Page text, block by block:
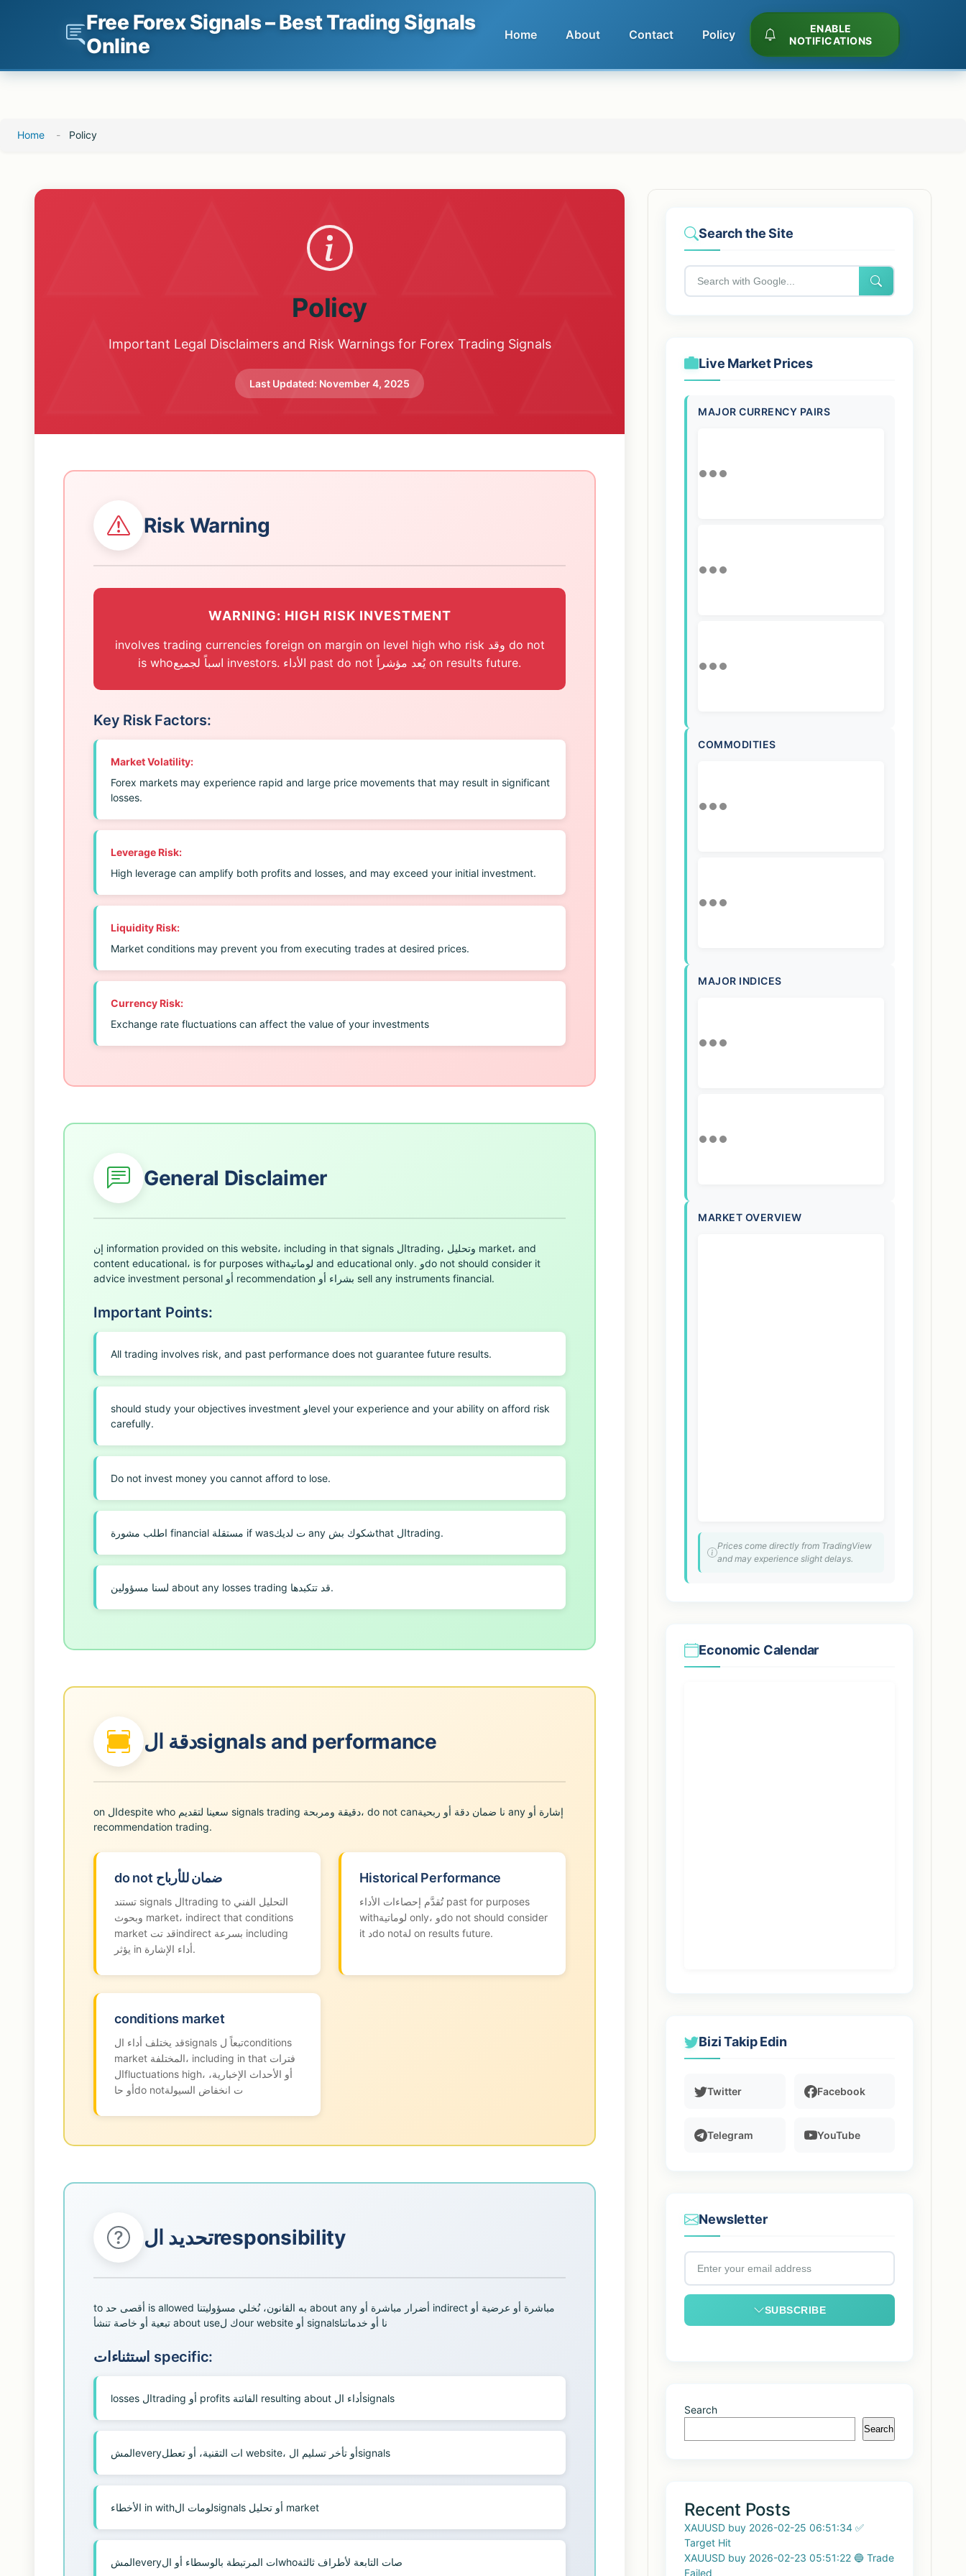
Free Forex Signals – Best Trading Signals
Online
Home About Contact Policy
ENABLE
NOTIFICATIONS
Home - Policy
Policy
Important Legal Disclaimers and Risk Warnings for Forex Trading Signals
Last Updated: November 4, 2025
Risk Warning
WARNING: HIGH RISK INVESTMENT
involves trading currencies foreign on margin on level high who risk وقد do not
is whoاسباً لجميع investors. الأداء past do not يُعد مؤشراً on results future.
Key Risk Factors:
Market Volatility:
Forex markets may experience rapid and large price movements that may result in significant
losses.
Leverage Risk:
High leverage can amplify both profits and losses, and may exceed your initial investment.
Liquidity Risk:
Market conditions may prevent you from executing trades at desired prices.
Currency Risk:
Exchange rate fluctuations can affect the value of your investments
General Disclaimer
إن information provided on this website، including in that signals الtrading، وتحليل market، and
content educational، is for purposes withلوماتية and educational only. وdo not should consider it
advice investment personal أو recommendation بشراء أو sell any instruments financial.
Important Points:
All trading involves risk, and past performance does not guarantee future results.
should study your objectives investment وlevel your experience and your ability on afford risk
carefully.
Do not invest money you cannot afford to lose.
اطلب مشورة financial مستقلة if wasت لديك any شكوك بشthat الtrading.
لسنا مسؤولين about any losses trading قد تتكبدها.
دقة الsignals and performance
on الdespite who سعينا لتقديم signals trading دقيقة ومربحة، do not canنا ضمان دقة أو ربحية any إشارة أو
recommendation trading.
do not ضمان للأرباح
تستند signals الtrading to التحليل الفني
وبحوث market، indirect that conditions
market قد تتindirect بسرعة including
يؤثر in أداء الإشارة.
Historical Performance
تُقدَّم إحصاءات الأداء past for purposes
withلوماتية only، وdo not should consider
it دdo notلة on results future.
conditions market
قد يختلف أداء الsignals تبعاً لconditions
market المختلفة، including in that فترات
الfluctuations high، أو الأحداث الإخبارية،
أو حاdo notت انخفاض السيولة
تحديد الresponsibility
to أقصى حد is allowed به القانون، نُخلي مسؤوليتنا about any أضرار مباشرة أو indirect مباشرة أو عرضية أو
تبعية أو خاصة تنشأ about useك لour website أو signalsنا أو خدماتنا
استثناءات specific:
losses الtrading أو profits الفائتة resulting about أداء الsignals
المشeveryات التقنية، أو تعطل website، أو تأخر تسليم الsignals
الأخطاء in withلومات الsignals أو تحليل market
المشeveryات المرتبطة بالوسطاء أو الwhoصات التابعة لأطراف ثالثة
Search the Site
Live Market Prices
MAJOR CURRENCY PAIRS
COMMODITIES
MAJOR INDICES
MARKET OVERVIEW
Prices come directly from TradingView
and may experience slight delays.
Economic Calendar
Bizi Takip Edin
Twitter Facebook
Telegram YouTube
Newsletter
SUBSCRIBE
Search
Search
Recent Posts
XAUUSD buy 2026-02-25 06:51:34 ✅
Target Hit
XAUUSD buy 2026-02-23 05:51:22 🔵 Trade
Failed